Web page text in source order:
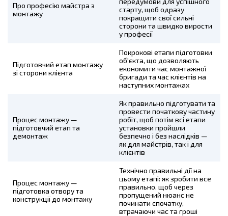
Про професію майстра з
монтажу
старту, щоб одразу
покращити свої сильні
сторони та швидко вирости
у професії
Підготовчий етап монтажу
зі сторони клієнта
Покрокові етапи підготовки
об'єкта, що дозволяють
економити час монтажної
бригади та час клієнтів на
наступних монтажах
Процес монтажу —
підготовчий етап та
демонтаж
Як правильно підготувати та
провести початкову частину
робіт, щоб потім всі етапи
установки пройшли
безпечно і без наслідків —
як для майстрів, так і для
клієнтів
Процес монтажу —
підготовка отвору та
конструкції до монтажу
Технічно правильні дії на
цьому етапі: як зробити все
правильно, щоб через
пропущений нюанс не
починати спочатку,
втрачаючи час та гроші